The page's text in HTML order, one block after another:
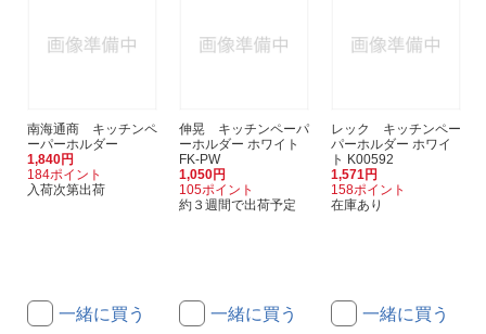
南海通商 キッチンペ
ーパーホルダー
1,840円
184ポイント
入荷次第出荷
一緒に買う
伸晃 キッチンペーパ
ーホルダー ホワイト
FK-PW
1,050円
105ポイント
約３週間で出荷予定
一緒に買う
レック キッチンペー
パーホルダー ホワイ
ト K00592
1,571円
158ポイント
在庫あり
一緒に買う